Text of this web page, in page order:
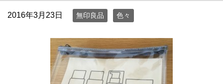
2016年3月23日 無印良品 色々